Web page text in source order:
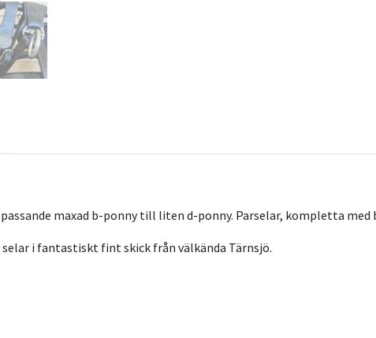
maxad b-ponny till liten d-ponny. Parselar, kompletta
i fantastiskt fint skick från välkända Tärnsjö.